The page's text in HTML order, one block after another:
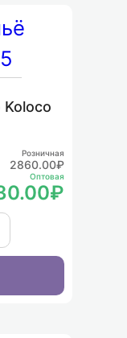
Оптовая
Розничная
2860.00₽